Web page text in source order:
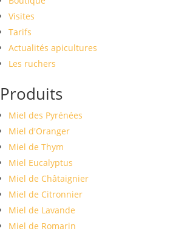
Visites
Tarifs
Actualités apicultures
Les ruchers
Produits
Miel des Pyrénées
Miel d'Oranger
Miel de Thym
Miel Eucalyptus
Miel de Châtaignier
Miel de Citronnier
Miel de Lavande
Miel de Romarin